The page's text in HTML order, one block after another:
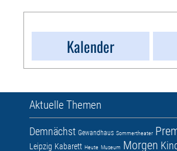
Kalender
Aktuelle Themen
Demnächst Gewandhaus Sommertheater
Leipzig Kabarett Heute Museum Morgen